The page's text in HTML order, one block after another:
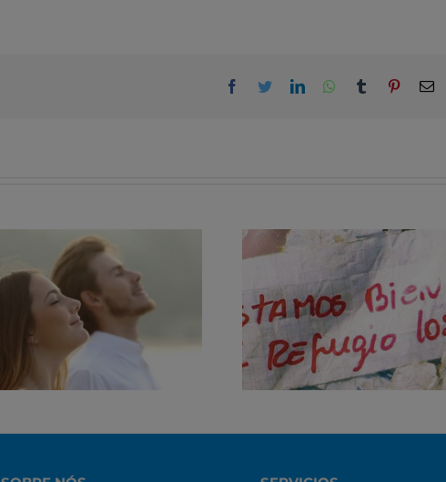
Facebook
TwitterLinkedinWhatsapp
Tumblr Pinterest
Sete maneiras de
aumentar sua
resiliência
“Estamos bem no
refúgio os 33” Uma
leitura sobre
incidentes críticos